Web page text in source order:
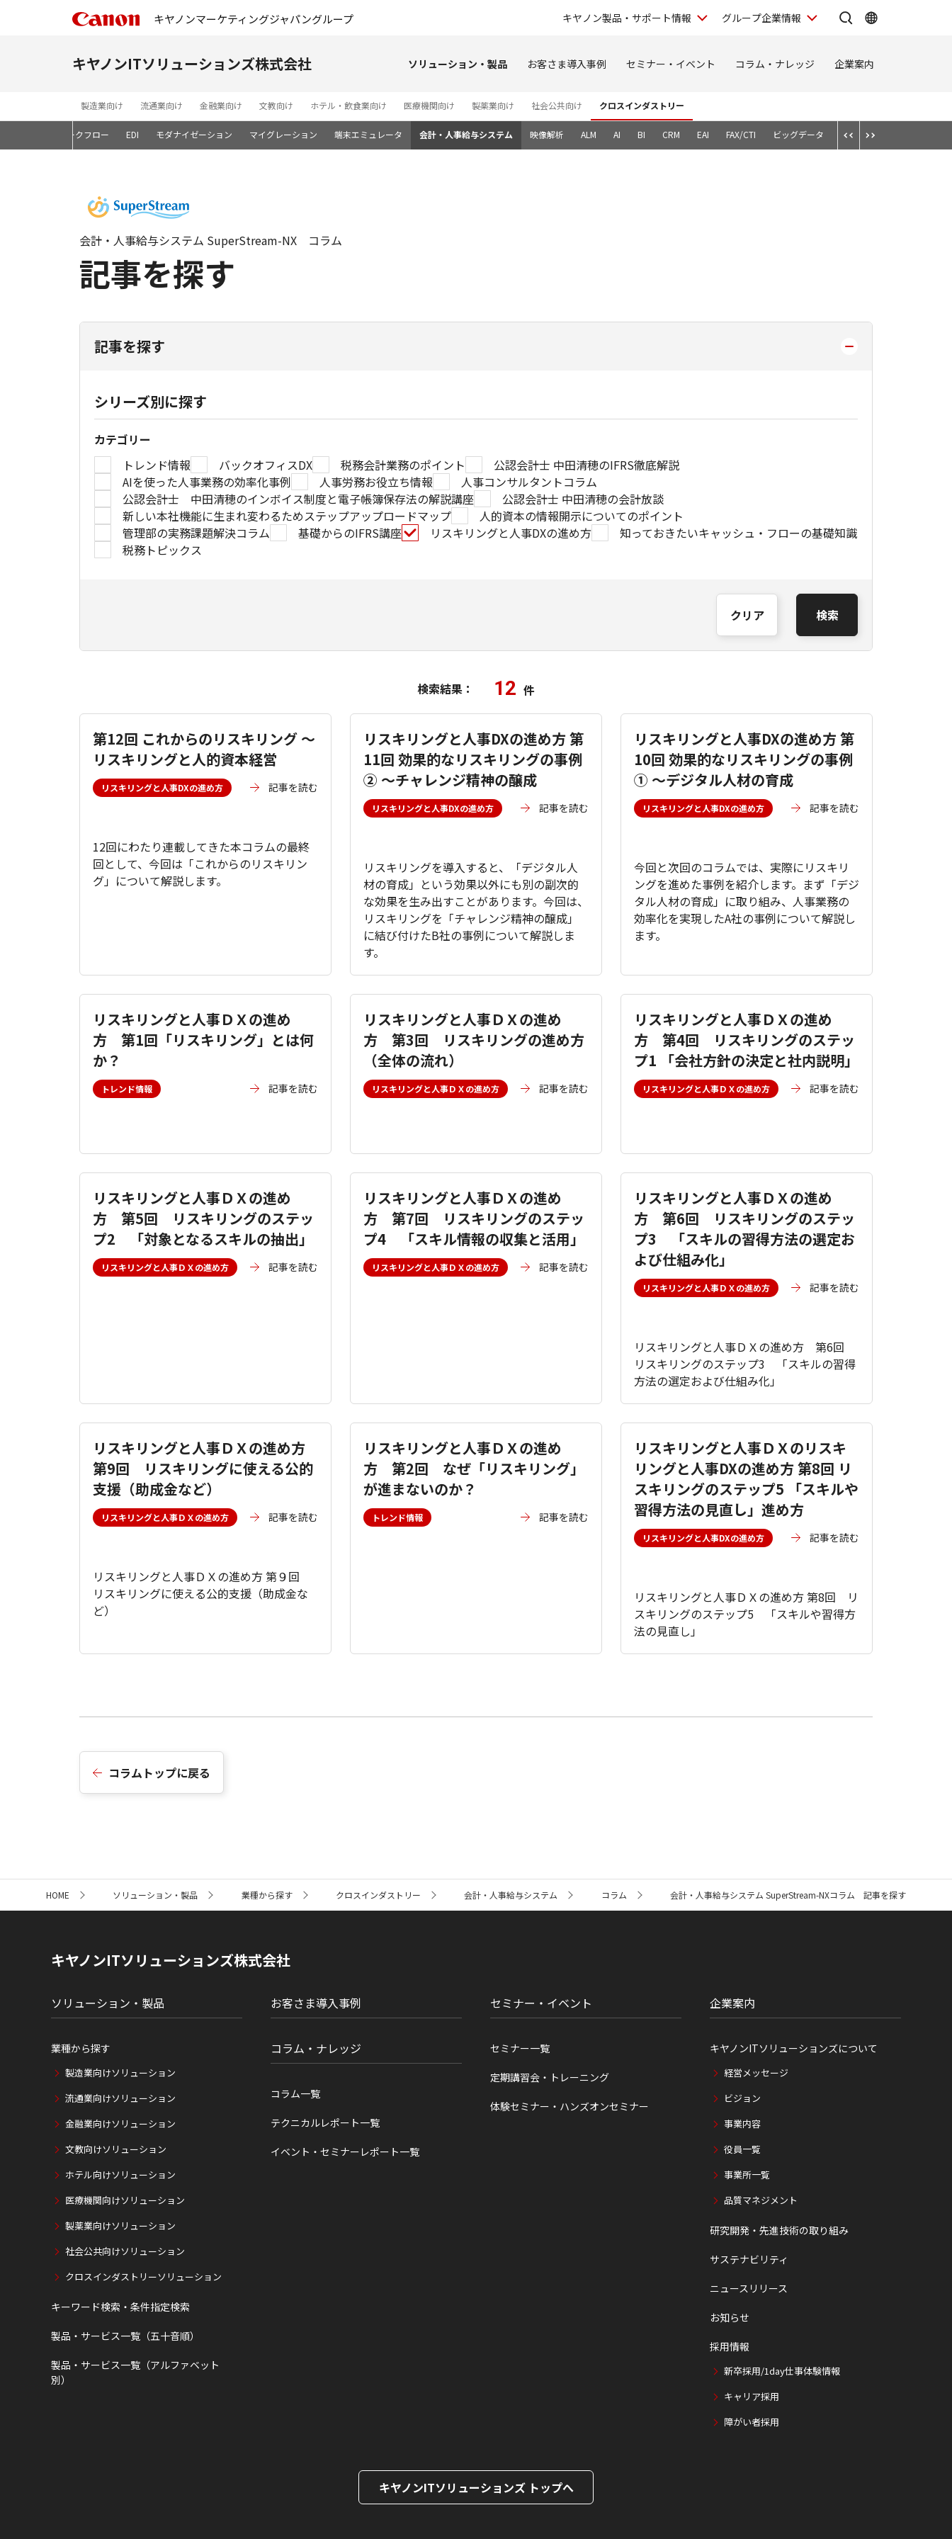
キヤノンマーケティングジャパングループ キヤノン製品・サポート情報 グループ企業情報
キヤノンITソリューションズ株式会社 ソリューション・製品 お客さま導入事例 セミナー・イベント コラム・ナレッジ 企業案内
製造業向け 流通業向け 金融業向け 文教向け ホテル・飲食業向け 医療機関向け 製薬業向け 社会公共向け クロスインダストリー
ワークフロー EDI モダナイゼーション マイグレーション 端末エミュレータ 会計・人事給与システム 映像解析 ALM AI BI CRM EAI FAX/CTI ビッグデータ スマートデバイス
記事を探す
会計・人事給与システム SuperStream-NX コラム
記事を探す
シリーズ別に探す
カテゴリー
トレンド情報
バックオフィスDX 税務会計業務のポイント
公認会計士 中田清穂のIFRS徹底解説
AIを使った人事業務の効率化事例
人事労務お役立ち情報
人事コンサルタントコラム
公認会計士 中田清穂のインボイス制度と電子帳簿保存法の解説講座
公認会計士 中田清穂の会計放談
新しい本社機能に生まれ変わるためステップアップロードマップ
人的資本の情報開示についてのポイント
管理部の実務課題解決コラム
基礎からのIFRS講座 リスキリングと人事DXの進め方
知っておきたいキャッシュ・フローの基礎知識
税務トピックス
クリア 検索
検索結果： 12 件
第12回 これからのリスキリング ～
リスキリングと人的資本経営
リスキリングと人事DXの進め方 記事を読む
12回にわたり連載してきた本コラムの最終
回として、今回は「これからのリスキリン
グ」について解説します。
リスキリングと人事DXの進め方 第
11回 効果的なリスキリングの事例
② ～チャレンジ精神の醸成
リスキリングと人事DXの進め方 記事を読む
リスキリングを導入すると、「デジタル人
材の育成」という効果以外にも別の副次的
な効果を生み出すことがあります。今回は、
リスキリングを「チャレンジ精神の醸成」
に結び付けたB社の事例について解説しま
す。
リスキリングと人事DXの進め方 第
10回 効果的なリスキリングの事例
① ～デジタル人材の育成
リスキリングと人事DXの進め方 記事を読む
今回と次回のコラムでは、実際にリスキリ
ングを進めた事例を紹介します。まず「デジ
タル人材の育成」に取り組み、人事業務の
効率化を実現したA社の事例について解説し
ます。
リスキリングと人事ＤＸの進め
方 第1回「リスキリング」とは何
か？
トレンド情報 記事を読む
リスキリングと人事ＤＸの進め
方 第3回 リスキリングの進め方
（全体の流れ）
リスキリングと人事ＤＸの進め方 記事を読む
リスキリングと人事ＤＸの進め
方 第4回 リスキリングのステッ
プ1 「会社方針の決定と社内説明」
リスキリングと人事ＤＸの進め方 記事を読む
リスキリングと人事ＤＸの進め
方 第5回 リスキリングのステッ
プ2 「対象となるスキルの抽出」
リスキリングと人事ＤＸの進め方 記事を読む
リスキリングと人事ＤＸの進め
方 第7回 リスキリングのステッ
プ4 「スキル情報の収集と活用」
リスキリングと人事ＤＸの進め方 記事を読む
リスキリングと人事ＤＸの進め
方 第6回 リスキリングのステッ
プ3 「スキルの習得方法の選定お
よび仕組み化」
リスキリングと人事ＤＸの進め方 記事を読む
リスキリングと人事ＤＸの進め方 第6回
リスキリングのステップ3 「スキルの習得
方法の選定および仕組み化」
リスキリングと人事ＤＸの進め方
第9回 リスキリングに使える公的
支援（助成金など）
リスキリングと人事ＤＸの進め方 記事を読む
リスキリングと人事ＤＸの進め方 第９回
リスキリングに使える公的支援（助成金な
ど）
リスキリングと人事ＤＸの進め
方 第2回 なぜ「リスキリング」
が進まないのか？
トレンド情報 記事を読む
リスキリングと人事ＤＸのリスキ
リングと人事DXの進め方 第8回 リ
スキリングのステップ5 「スキルや
習得方法の見直し」進め方
リスキリングと人事DXの進め方 記事を読む
リスキリングと人事ＤＸの進め方 第8回 リ
スキリングのステップ5 「スキルや習得方
法の見直し」
コラムトップに戻る
ト
HOME ソリューション・製品 業種から探す クロスインダストリー 会計・人事給与システム コラム 会計・人事給与システム SuperStream-NXコラム 記事を探す
キヤノンITソリューションズ株式会社
ソリューション・製品
業種から探す
製造業向けソリューション
流通業向けソリューション
金融業向けソリューション
文教向けソリューション
ホテル向けソリューション
医療機関向けソリューション
製薬業向けソリューション
社会公共向けソリューション
クロスインダストリーソリューション
キーワード検索・条件指定検索
製品・サービス一覧（五十音順）
製品・サービス一覧（アルファベット
別）
お客さま導入事例
コラム・ナレッジ
コラム一覧
テクニカルレポート一覧
イベント・セミナーレポート一覧
セミナー・イベント
セミナー一覧
定期講習会・トレーニング
体験セミナー・ハンズオンセミナー
企業案内
キヤノンITソリューションズについて
経営メッセージ
ビジョン
事業内容
役員一覧
事業所一覧
品質マネジメント
研究開発・先進技術の取り組み
サステナビリティ
ニュースリリース
お知らせ
採用情報
新卒採用/1day仕事体験情報
キャリア採用
障がい者採用
キヤノンITソリューションズ トップへ